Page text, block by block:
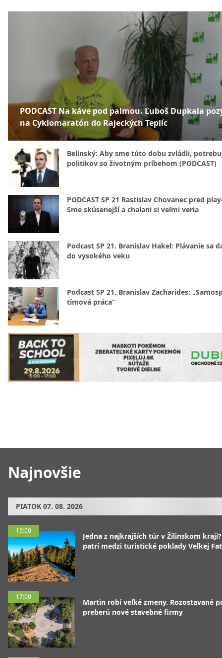
Najnovšie
PIATOK 07. 08. 2026
19:00
Jedna z najkrajších túr v Žilinskom
patrí medzi turistické poklady Veľkej
17:00
Martin robí veľké zmeny. Rozostavané
preberú nové stavebné firmy
PODCAST Na káve pod palmou. Ľuboš Dupkala
na Cyklomaratón do Rajeckých Teplíc
Belinský: Aby sme túto dobu zvládli,
politikov so životným príbehom (PODCAST)
PODCAST SP 21 Rastislav Chovanec pred
Sme skúsenejší a chalani si veľmi veria
Podcast SP 21. Branislav Hakel: Plávanie sa
do vysokého veku
Podcast SP 21. Branislav Zacharides:
tímová práca“